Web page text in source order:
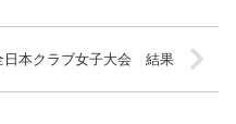
本クラブ女子大会 結果